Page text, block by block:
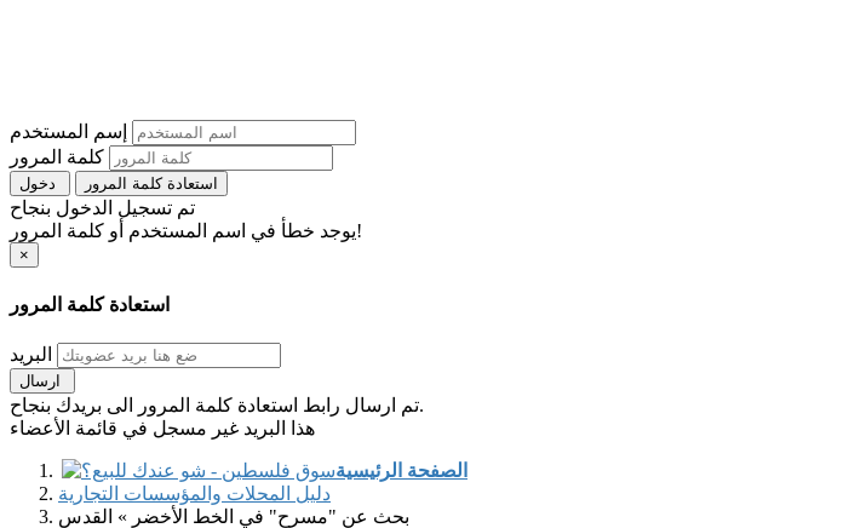
إسم المستخدم
كلمة المرور
استعادة كلمة المرور
تم تسجيل الدخول بنجاح
يوجد خطأ في اسم المستخدم أو كلمة المرور!
×
استعادة كلمة المرور
البريد
تم ارسال رابط استعادة كلمة المرور الى بريدك بنجاح.
هذا البريد غير مسجل في قائمة الأعضاء
الصفحة الرئيسية
دليل المحلات والمؤسسات التجارية
بحث عن "مسرح" في الخط الأخضر » القدس